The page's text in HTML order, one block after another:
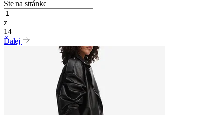
Ste na stránke
z
14
Ďalej